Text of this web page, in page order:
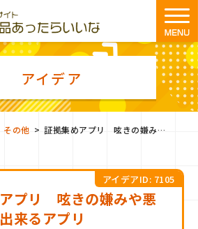
アイデア
その他 > 証拠集めアプリ 呟きの嫌みや悪口も録音出来るアプリ
プリ 呟きの嫌みや悪
来るアプリ
アイデアID: 7105